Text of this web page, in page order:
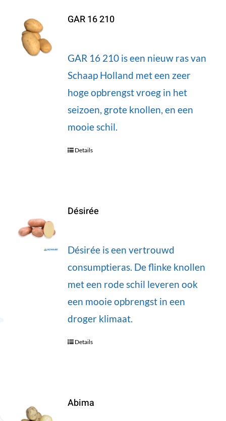
GAR 16 210
GAR 16 210 is een nieuw ras van
Schaap Holland met een zeer
hoge opbrengst vroeg in het
seizoen, grote knollen, en een
mooie schil.
Details
Désirée
Désirée is een vertrouwd
consumptieras. De flinke knollen
met een rode schil leveren ook
een mooie opbrengst in een
droger klimaat.
Details
Abima